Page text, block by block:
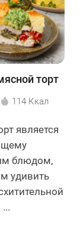
торт
114 Ккал
является
блюдом,
удивить